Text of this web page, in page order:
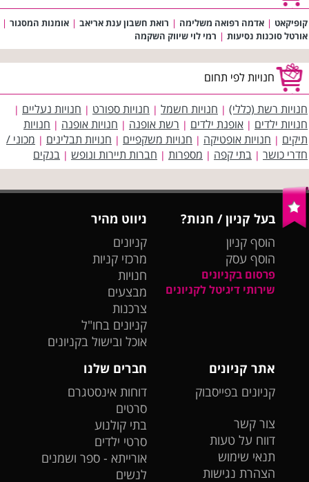
קופיקאט | אדמה רפואה משלימה | רואת חשבון ענת אריאב | אומנות המסגור |
אורטל סוכנות נסיעות | רמי לוי שיווק השקמה
חנויות לפי תחום
חנויות רשת (כללי) | חנויות חשמל | חנויות ספורט | חנויות נעליים |
חנויות ילדים | אופנת ילדים | רשת אופנה | חנויות אופנה | חנויות
תיקים | חנויות אופטיקה | חנויות משקפיים | חנויות תבלינים | מכוני /
חדרי כושר | בתי קפה | מספרות | חברות תיירות ונופש | בנקים
בעל קניון / חנות?
הוסף קניון
הוסף עסק
פרסום בקניונים
שירותי דיגיטל לקניונים
ניווט מהיר
קניונים
מרכזי קניות
חנויות
מבצעים
צרכנות
קניונים בחו"ל
אוכל ובישול בקניונים
אתר קניונים
קניונים בפייסבוק
צור קשר
דווח על טעות
תנאי שימוש
הצהרת נגישות
חברים שלנו
דוחות אינסטגרם
סרטים
בתי קולנוע
סרטי ילדים
אורייתא - ספר ושמנים
לנשים